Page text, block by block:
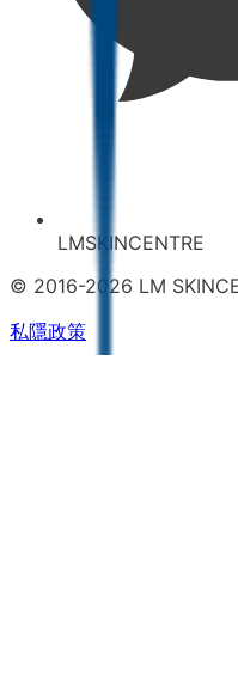
LMSKINCENTRE
© 2016-2026 LM
私隱政策